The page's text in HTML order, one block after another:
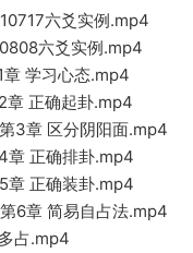
六爻实例.mp4
六爻实例.mp4
章 学习心态.mp4
章 正确起卦.mp4
3章 区分阴阳面.mp4
章 正确排卦.mp4
章 正确装卦.mp4
6章 简易自占法.mp4
占.mp4